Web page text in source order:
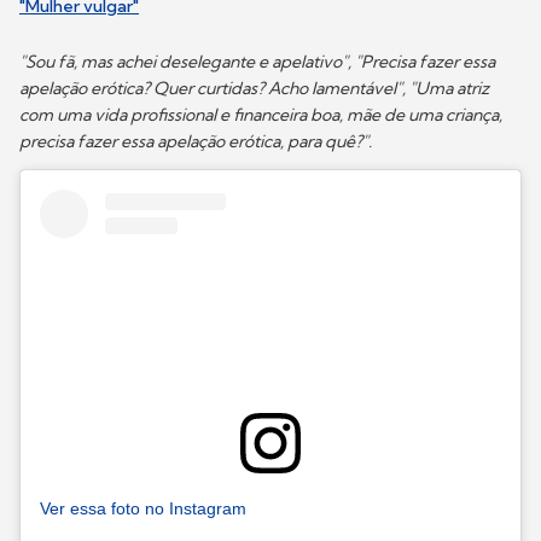
"Mulher vulgar"
"Sou fã, mas achei deselegante e apelativo", "Precisa fazer essa
apelação erótica? Quer curtidas? Acho lamentável", "Uma atriz
com uma vida profissional e financeira boa, mãe de uma criança,
precisa fazer essa apelação erótica, para quê?".
Ver essa foto no Instagram